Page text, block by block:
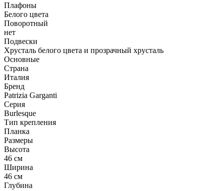
Плафоны
Белого цвета
Поворотный
нет
Подвески
Хрусталь белого цвета и прозрачный хрусталь
Основные
Страна
Италия
Бренд
Patrizia Garganti
Серия
Burlesque
Тип крепления
Планка
Размеры
Высота
46 см
Ширина
46 см
Глубина